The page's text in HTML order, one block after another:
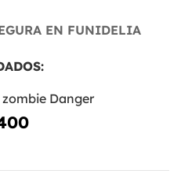
EN FUNIDELIA
Danger